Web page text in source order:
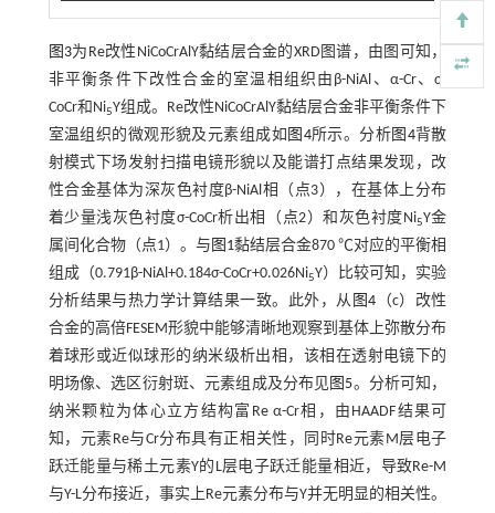
图3为Re改性NiCoCrAlY黏结层合金的XRD图谱，由图可知，
非平衡条件下改性合金的室温相组织由β-NiAl、α-Cr、σ-
CoCr和Ni5Y组成。Re改性NiCoCrAlY黏结层合金非平衡条件下
室温组织的微观形貌及元素组成如 图4所示。分析图4背散
射模式下场发射扫描电镜形貌以及能谱打点结果发现，改
性合金基体为深灰色衬度β-NiAl相（点3），在基体上分布
着少量浅灰色衬度σ-CoCr析出相（点2）和灰色衬度Ni5Y金
属间化合物（点1）。与 图1黏结层合金870 ℃对应的平衡相
组成（0.791β-NiAl+0.184σ-CoCr+0.026Ni5Y）比较可知，实验
分析结果与热力学计算结果一致。此外，从 图4 （c）改性
合金的高倍FESEM形貌中能够清晰地观察到基体上弥散分布
着球形或近似球形的纳米级析出相，该相在透射电镜下的
明场像、选区衍射斑、元素组成及分布见图5。分析可知，
纳米颗粒为体心立方结构富Re α-Cr相，由HAADF结果可
知，元素Re与Cr分布具有正相关性，同时Re元素M层电子
跃迁能量与稀土元素Y的L层电子跃迁能量相近，导致Re-M
与Y-L分布接近，事实上Re元素分布与Y并无明显的相关性。